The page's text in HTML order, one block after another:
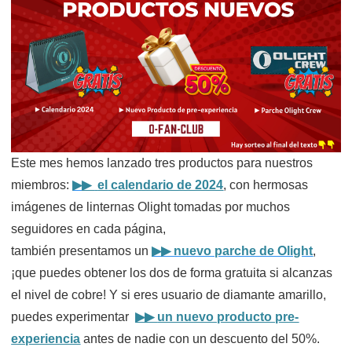
Este mes hemos lanzado tres productos para nuestros
miembros:▶▶ el calendario de 2024, con hermosas
imágenes de linternas Olight tomadas por muchos
seguidores en cada página,
también presentamos un▶▶ nuevo parche de Olight,
¡que puedes obtener los dos de forma gratuita si alcanzas
el nivel de cobre! Y si eres usuario de diamante amarillo,
puedes experimentar▶▶ un nuevo producto pre-
experiencia antes de nadie con un descuento del 50%.